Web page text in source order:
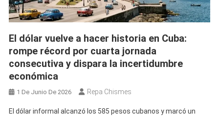
Mercado
Informal
El dólar vuelve a hacer historia en Cuba:
rompe récord por cuarta jornada
consecutiva y dispara la incertidumbre
económica
1 De Junio De 2026 Repa Chismes
El dólar informal alcanzó los 585 pesos cubanos y marcó un